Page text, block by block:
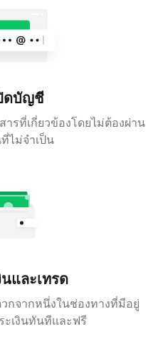
ดบัญชี
รที่เกี่ยวข้องโดยไม่ต้องผ่าน
ไม่จำเป็น
นและเทรด
กจากหนึ่งในช่องทางที่มีอยู่
ะเงินทันทีและฟรี